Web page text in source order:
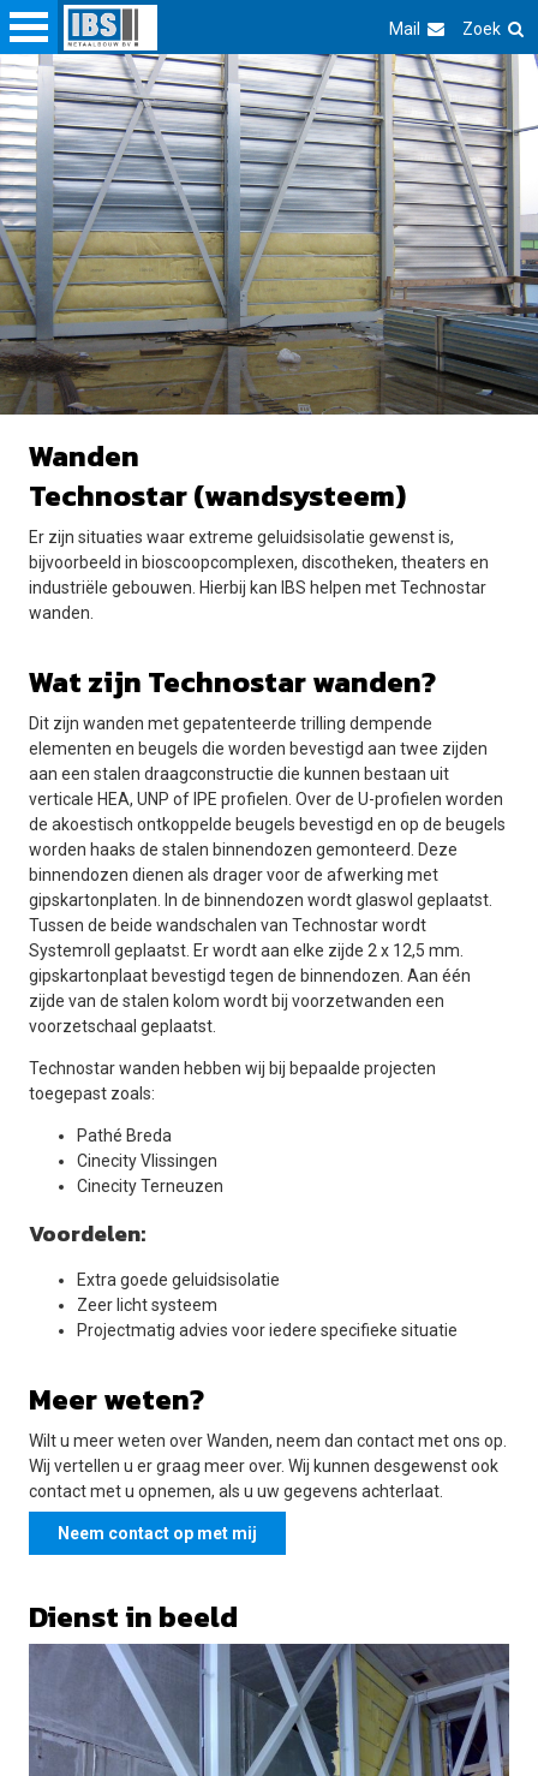
Mail Zoek
Wanden
Technostar (wandsysteem)
Er zijn situaties waar extreme geluidsisolatie gewenst is,
bijvoorbeeld in bioscoopcomplexen, discotheken, theaters en
industriële gebouwen. Hierbij kan IBS helpen met Technostar
wanden.
Wat zijn Technostar wanden?
Dit zijn wanden met gepatenteerde trilling dempende
elementen en beugels die worden bevestigd aan twee zijden
aan een stalen draagconstructie die kunnen bestaan uit
verticale HEA, UNP of IPE profielen. Over de U-profielen worden
de akoestisch ontkoppelde beugels bevestigd en op de beugels
worden haaks de stalen binnendozen gemonteerd. Deze
binnendozen dienen als drager voor de afwerking met
gipskartonplaten. In de binnendozen wordt glaswol geplaatst.
Tussen de beide wandschalen van Technostar wordt
Systemroll geplaatst. Er wordt aan elke zijde 2 x 12,5 mm.
gipskartonplaat bevestigd tegen de binnendozen. Aan één
zijde van de stalen kolom wordt bij voorzetwanden een
voorzetschaal geplaatst.
Technostar wanden hebben wij bij bepaalde projecten
toegepast zoals:
Pathé Breda
Cinecity Vlissingen
Cinecity Terneuzen
Voordelen:
Extra goede geluidsisolatie
Zeer licht systeem
Projectmatig advies voor iedere specifieke situatie
Meer weten?
Wilt u meer weten over Wanden, neem dan contact met ons op.
Wij vertellen u er graag meer over. Wij kunnen desgewenst ook
contact met u opnemen, als u uw gegevens achterlaat.
Neem contact op met mij
Dienst in beeld